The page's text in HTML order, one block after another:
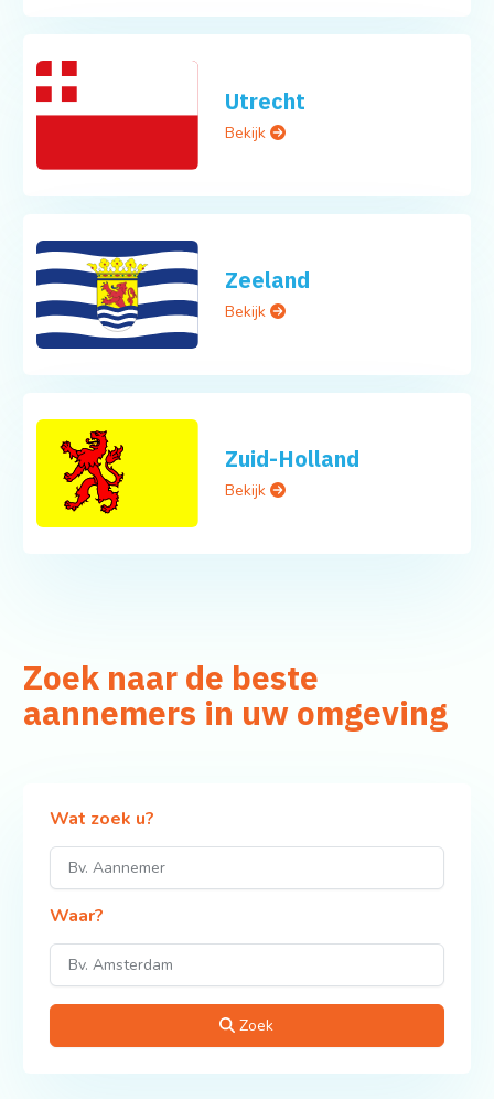
Utrecht
Bekijk
Zeeland
Bekijk
Zuid-Holland
Bekijk
Zoek naar de beste
aannemers in uw omgeving
Wat zoek u?
Waar?
Zoek